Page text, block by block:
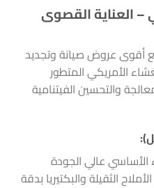
– العناية القصوى
أقوى عروض صيانة وتجديد
الأمريكي المتطور
والتحسين الفيتنامية
الأساسي عالي الجودة
الثقيلة والبكتيريا بدقة